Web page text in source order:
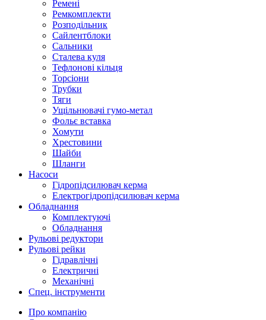
Ремені
Ремкомплекти
Розподільник
Сайлентблоки
Сальники
Сталева куля
Тефлонові кільця
Торсіони
Трубки
Тяги
Ущільнювачі гумо-метал
Фольє вставка
Хомути
Хрестовини
Шайби
Шланги
Насоси
Гідропідсилювач керма
Електрогідропідсилювач керма
Обладнання
Комплектуючі
Обладнання
Рульові редуктори
Рульові рейки
Гідравлічні
Електричні
Механічні
Спец. інструменти
Про компанію